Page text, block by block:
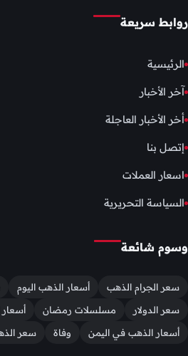
روابط سريعة
الرئيسية
آخر الأخبار
أخر الأخبار العاجلة
إتصل بنا
اسعار العملات
السياسة التحريرية
وسوم شائعة
سعر الجرام الذهب أسعار الذهب اليوم
سعر الدولار
مسلسلات رمضان
أسعار الذهب في اليمن
وفاة سعر